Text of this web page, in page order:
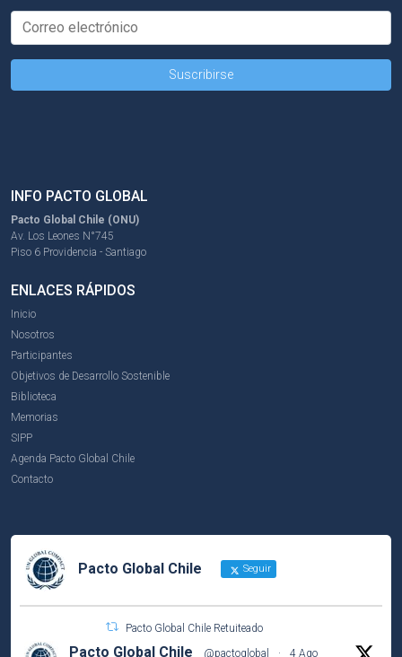
INFO PACTO GLOBAL
Pacto Global Chile (ONU)
Av. Los Leones N°745
Piso 6 Providencia - Santiago
ENLACES RÁPIDOS
Inicio
Nosotros
Participantes
Objetivos de Desarrollo Sostenible
Biblioteca
Memorias
SIPP
Agenda Pacto Global Chile
Contacto
Pacto Global Chile Seguir
Pacto Global Chile Retuiteado
Pacto Global Chile @pactoglobal · 4 Ago